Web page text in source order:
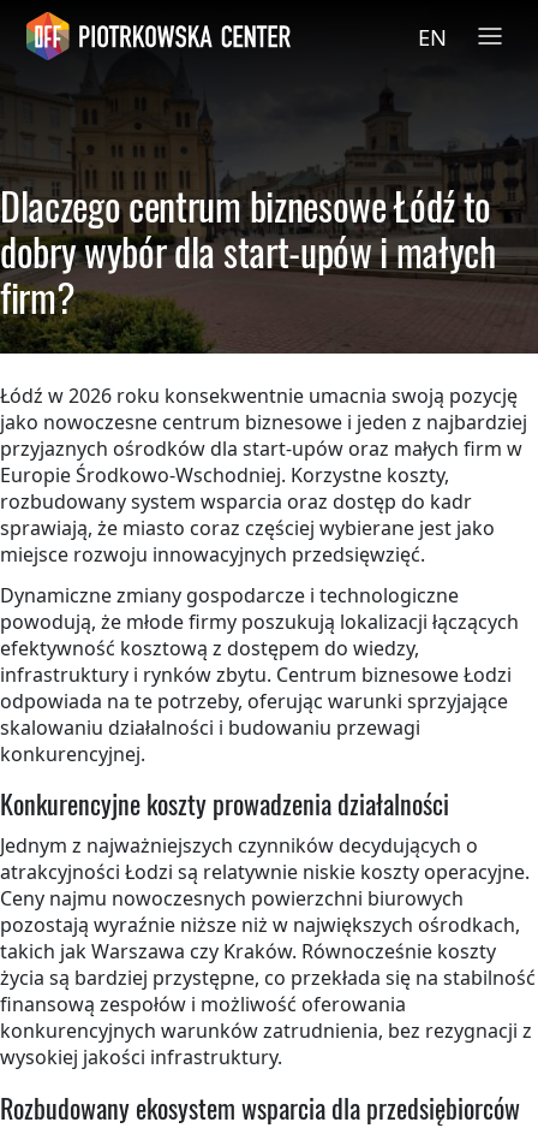
EN
Dlaczego centrum biznesowe Łódź to
dobry wybór dla start-upów i małych
firm?
Łódź w 2026 roku konsekwentnie umacnia swoją pozycję
jako nowoczesne centrum biznesowe i jeden z najbardziej
przyjaznych ośrodków dla start-upów oraz małych firm w
Europie Środkowo-Wschodniej. Korzystne koszty,
rozbudowany system wsparcia oraz dostęp do kadr
sprawiają, że miasto coraz częściej wybierane jest jako
miejsce rozwoju innowacyjnych przedsięwzięć.
Dynamiczne zmiany gospodarcze i technologiczne
powodują, że młode firmy poszukują lokalizacji łączących
efektywność kosztową z dostępem do wiedzy,
infrastruktury i rynków zbytu. Centrum biznesowe Łodzi
odpowiada na te potrzeby, oferując warunki sprzyjające
skalowaniu działalności i budowaniu przewagi
konkurencyjnej.
Konkurencyjne koszty prowadzenia działalności
Jednym z najważniejszych czynników decydujących o
atrakcyjności Łodzi są relatywnie niskie koszty operacyjne.
Ceny najmu nowoczesnych powierzchni biurowych
pozostają wyraźnie niższe niż w największych ośrodkach,
takich jak Warszawa czy Kraków. Równocześnie koszty
życia są bardziej przystępne, co przekłada się na stabilność
finansową zespołów i możliwość oferowania
konkurencyjnych warunków zatrudnienia, bez rezygnacji z
wysokiej jakości infrastruktury.
Rozbudowany ekosystem wsparcia dla przedsiębiorców